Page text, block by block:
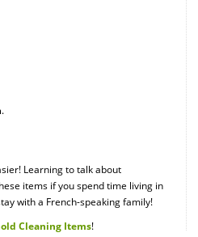
.
Learning to talk about
items if you spend time living in
with a French-speaking family!
Cleaning Items!